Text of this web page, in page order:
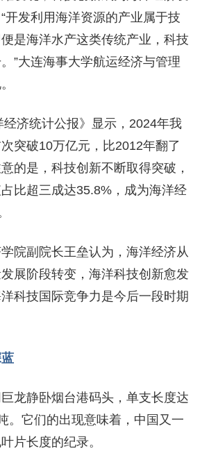
开发利用海洋资源的产业属于技
是海洋水产这类传统产业，科技
”大连海事大学航运经济与管理
经济统计公报》显示，2024年我
突破10万亿元，比2012年翻了
的是，科技创新不断取得突破，
比超三成达35.8%，成为海洋经
院副院长王垒认为，海洋经济从
展阶段转变，海洋科技创新愈发
科技国际竞争力是今后一段时期
龙静卧烟台港码头，单支长度达
。它们的出现意味着，中国又一
片长度的纪录。